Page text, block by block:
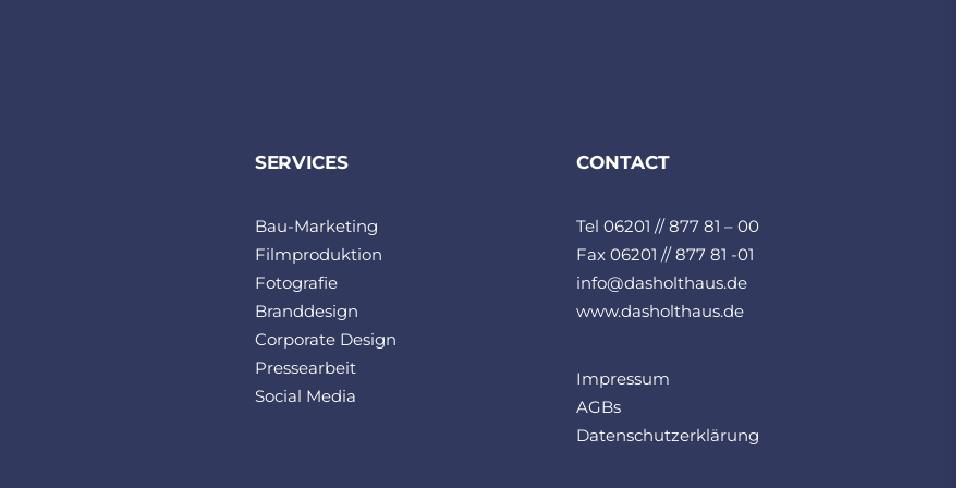
SERVICES
Bau-Marketing
Filmproduktion
Fotografie
Branddesign
Corporate Design
Pressearbeit
Social Media
CONTACT
Tel 06201 // 877 81 – 00
Fax 06201 // 877 81 -01
info@dasholthaus.de
www.dasholthaus.de
Impressum
AGBs
Datenschutzerklärung